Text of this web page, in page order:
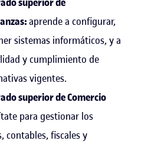
aprende a configurar,
sistemas informáticos, y a
y cumplimiento de
vigentes.
superior de Comercio
para gestionar los
contables, fiscales y